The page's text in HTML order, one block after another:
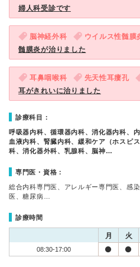
婦人科受診です
脳神経外科 ウイルス性髄膜
髄膜炎が治りました
耳鼻咽喉科 先天性耳瘻孔
耳がきれいに治りました
診療科目：
呼吸器内科、循環器内科、消化器内科、
血液内科、腎臓内科、緩和ケア（ホスピ
科、消化器外科、乳腺科、脳神…
専門医・資格：
総合内科専門医、アレルギー専門医、感
医、糖尿病…
診療時間
月 火
08:30-17:00